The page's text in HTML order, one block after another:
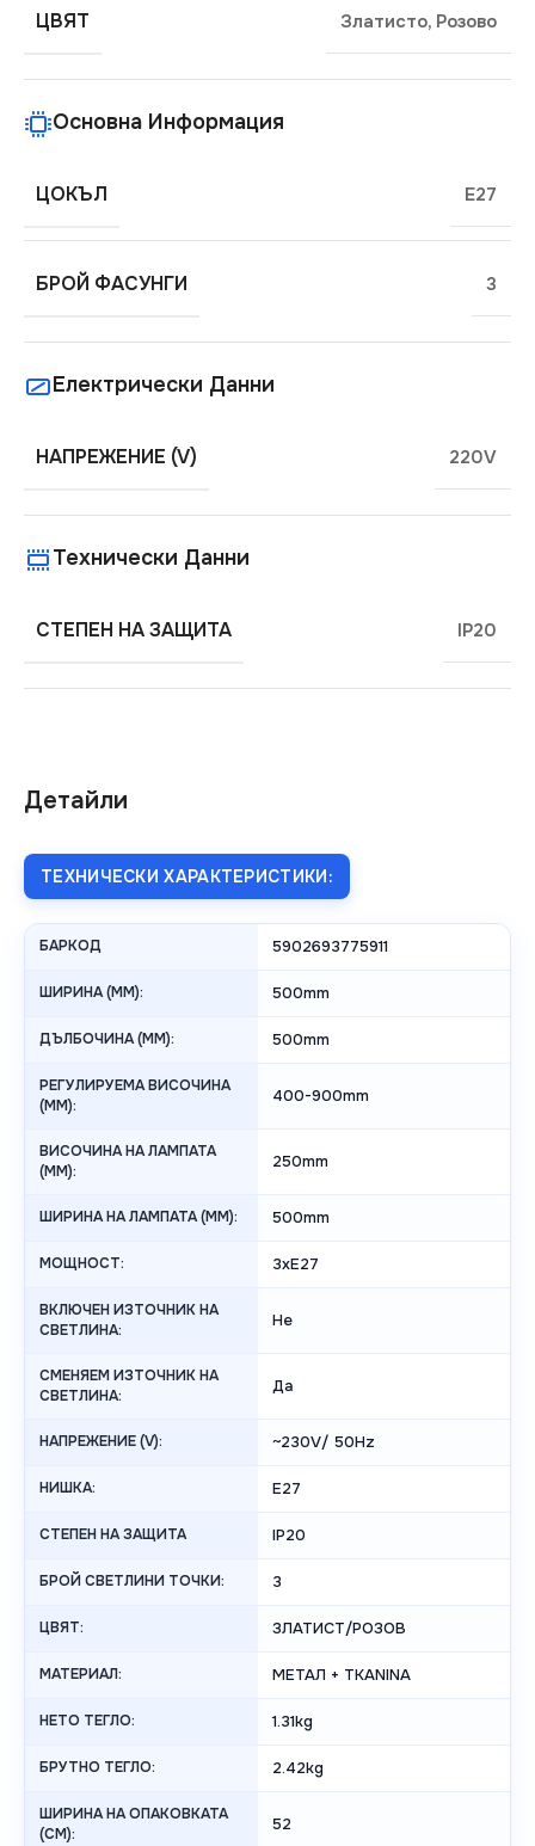
Детайли
ТЕХНИЧЕСКИ ХАРАКТЕРИСТИКИ:
БАРКОД 5902693775911
ШИРИНА (MM): 500mm
ДЪЛБОЧИНА (MM): 500mm
РЕГУЛИРУЕМА ВИСОЧИНА
(MM):
400-900mm
ВИСОЧИНА НА ЛАМПАТА
(MM):
250mm
ШИРИНА НА ЛАМПАТА (MM): 500mm
МОЩНОСТ: 3xE27
ВКЛЮЧЕН ИЗТОЧНИК НА
СВЕТЛИНА:
Не
СМЕНЯЕМ ИЗТОЧНИК НА
СВЕТЛИНА:
Да
НАПРЕЖЕНИЕ (V): ~230V/ 50Hz
НИШКА: E27
СТЕПЕН НА ЗАЩИТА IP20
БРОЙ СВЕТЛИНИ ТОЧКИ: 3
ЦВЯТ: ЗЛАТИСТ/РОЗОВ
МАТЕРИАЛ: МЕТАЛ + TKANINA
НЕТО ТЕГЛО: 1.31kg
БРУТНО ТЕГЛО: 2.42kg
ШИРИНА НА ОПАКОВКАТА
(CM):
52
ЦВЯТ Златисто, Розово
Основна Информация
ЦОКЪЛ E27
БРОЙ ФАСУНГИ 3
Електрически Данни
НАПРЕЖЕНИЕ (V) 220V
Технически Данни
СТЕПЕН НА ЗАЩИТА IP20